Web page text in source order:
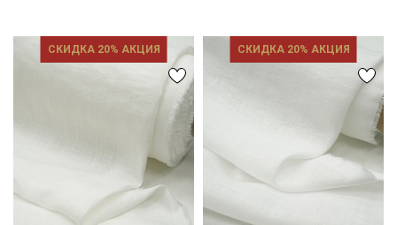
СКИДКА 20% АКЦИЯ СКИДКА 20% АКЦИЯ